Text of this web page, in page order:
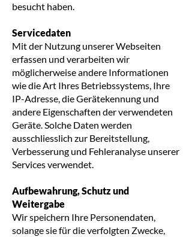
besucht haben.
Servicedaten
Mit der Nutzung unserer Webseiten
erfassen und verarbeiten wir
möglicherweise andere Informationen
wie die Art Ihres Betriebssystems, Ihre
IP-Adresse, die Gerätekennung und
andere Eigenschaften der verwendeten
Geräte. Solche Daten werden
ausschliesslich zur Bereitstellung,
Verbesserung und Fehleranalyse unserer
Services verwendet.
Aufbewahrung, Schutz und
Weitergabe
Wir speichern Ihre Personendaten,
solange sie für die verfolgten Zwecke,